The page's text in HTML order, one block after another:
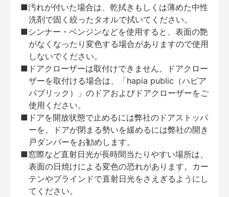
■汚れが付いた場合は、乾拭きもしくは薄めた中性
洗剤で固く絞ったタオルで拭いてください。
■シンナー・ベンジンなどを使用すると、表面の艶
がなくなったり変色する場合がありますので使用
しないでください。
■ドアクローザーは取付けできません。ドアクロー
ザーを取付ける場合は、「hapia public（ハピア
パブリック）」のドアおよびドアクローザーをご
使用ください。
■ドアを開放状態で止めるには弊社のドアストッパ
ーを、ドアが閉まる勢いを緩めるには弊社の開き
戸ダンパーをお勧めします。
■窓際など直射日光が長時間当たりやすい場所は、
表面の日焼けによる変色の恐れがあります。カー
テンやブラインドで直射日光をさえぎるようにし
てください。